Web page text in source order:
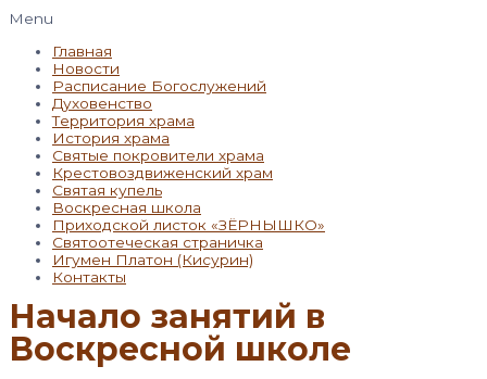
Menu
Главная
Новости
Расписание Богослужений
Духовенство
Территория храма
История храма
Святые покровители храма
Крестовоздвиженский храм
Святая купель
Воскресная школа
Приходской листок «ЗЁРНЫШКО»
Святоотеческая страничка
Игумен Платон (Кисурин)
Контакты
Начало занятий в
Воскресной школе